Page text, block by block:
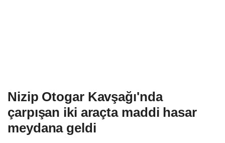
Nizip Otogar Kavşağı'nda
çarpışan iki araçta maddi hasar
meydana geldi